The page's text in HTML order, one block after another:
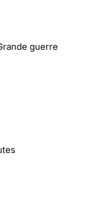
guerre